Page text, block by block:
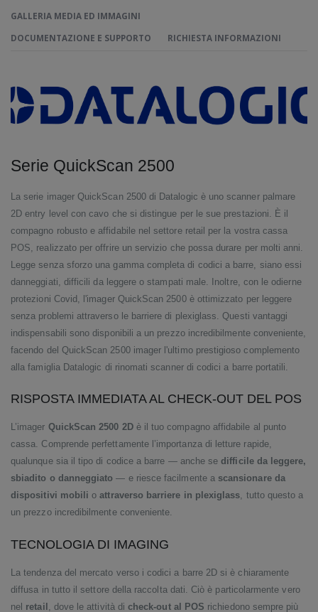
GALLERIA MEDIA ED IMMAGINI
DOCUMENTAZIONE E SUPPORTO
RICHIESTA INFORMAZIONI
Serie QuickScan 2500
La serie imager QuickScan 2500 di Datalogic è uno scanner palmare
2D entry level con cavo che si distingue per le sue prestazioni. È il
compagno robusto e affidabile nel settore retail per la vostra cassa
POS, realizzato per offrire un servizio che possa durare per molti anni.
Legge senza sforzo una gamma completa di codici a barre, siano essi
danneggiati, difficili da leggere o stampati male. Inoltre, con le odierne
protezioni Covid, l'imager QuickScan 2500 è ottimizzato per leggere
senza problemi attraverso le barriere di plexiglass. Questi vantaggi
indispensabili sono disponibili a un prezzo incredibilmente conveniente,
facendo del QuickScan 2500 imager l'ultimo prestigioso complemento
alla famiglia Datalogic di rinomati scanner di codici a barre portatili.
RISPOSTA IMMEDIATA AL CHECK-OUT DEL POS
L’imager QuickScan 2500 2Dè il tuo compagno affidabile al punto
cassa. Comprende perfettamente l’importanza di letture rapide,
qualunque sia il tipo di codice a barre — anche sedifficile da leggere,
sbiadito o danneggiato — e riesce facilmente a scansionare da
dispositivi mobili oattraverso barriere in plexiglass, tutto questo a
un prezzo incredibilmente conveniente.
TECNOLOGIA DI IMAGING
La tendenza del mercato verso i codici a barre 2D si è chiaramente
diffusa in tutto il settore della raccolta dati. Ciò è particolarmente vero
nel retail , dove le attività dicheck-out al POS richiedono sempre più